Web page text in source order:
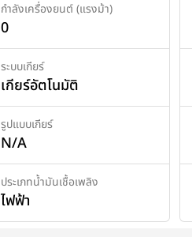
กำลังเครื่องยนต์ (แรงม้า)
0
ระบบเกียร์
เกียร์อัตโนมัติ
รูปแบบเกียร์
N/A
ประเภทน้ำมันเชื้อเพลิง
ไฟฟ้า